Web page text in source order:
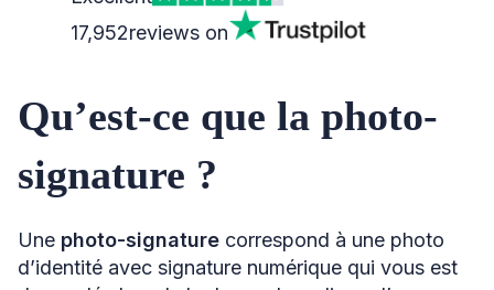
17,952reviews on
Qu’est-ce que la photo-
signature ?
Une photo-signature correspond à une photo
d’identité avec signature numérique qui vous est